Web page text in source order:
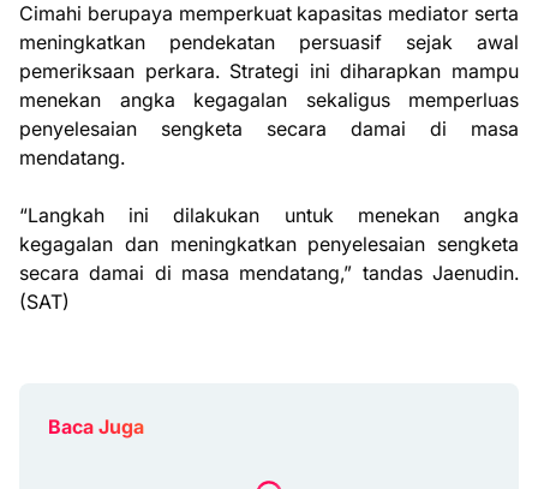
Cimahi berupaya memperkuat kapasitas mediator serta
meningkatkan pendekatan persuasif sejak awal
pemeriksaan perkara. Strategi ini diharapkan mampu
menekan angka kegagalan sekaligus memperluas
penyelesaian sengketa secara damai di masa
mendatang.
“Langkah ini dilakukan untuk menekan angka
kegagalan dan meningkatkan penyelesaian sengketa
secara damai di masa mendatang,” tandas Jaenudin.
(SAT)
Baca Juga